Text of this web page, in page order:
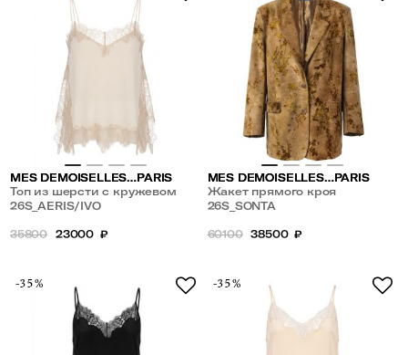
MES DEMOISELLES…PARIS
Топ из шерсти с кружевом
26S_AERIS/IVO
35800 23000 ₽
MES DEMOISELLES…PARIS
Жакет прямого кроя
26S_SONTA
60100 38500 ₽
-35% -35%